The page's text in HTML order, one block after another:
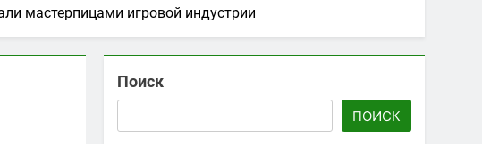
мастерпицами игровой индустрии
Поиск
ПОИСК